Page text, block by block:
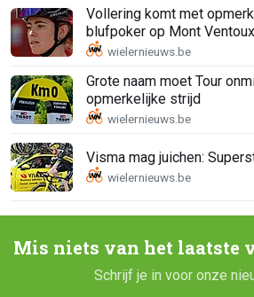
Vollering komt met
blufpoker op Mont Ventoux
Grote naam moet Tour
opmerkelijke strijd
Visma mag juichen:
Mis niets van het laatste
Schrijf je in voor onze